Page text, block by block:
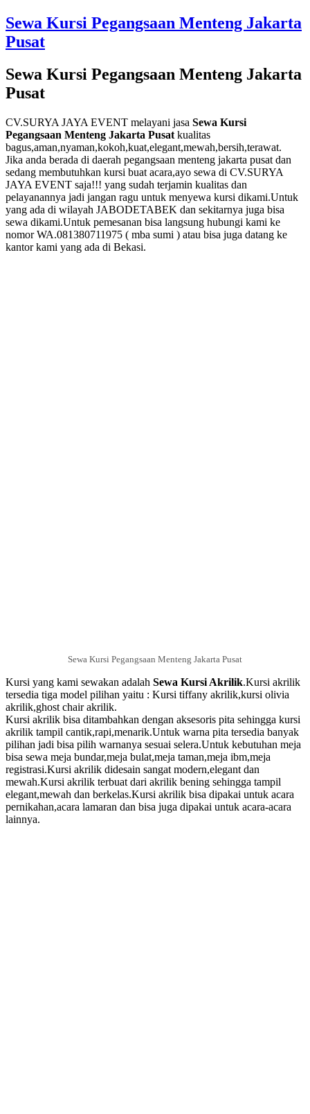
Sewa Kursi Pegangsaan Menteng Jakarta
Pusat
Sewa Kursi Pegangsaan Menteng Jakarta
Pusat
CV.SURYA JAYA EVENT melayani jasa Sewa Kursi
Pegangsaan Menteng Jakarta Pusat kualitas
bagus,aman,nyaman,kokoh,kuat,elegant,mewah,bersih,terawat.
Jika anda berada di daerah pegangsaan menteng jakarta pusat dan
sedang membutuhkan kursi buat acara,ayo sewa di CV.SURYA
JAYA EVENT saja!!! yang sudah terjamin kualitas dan
pelayanannya jadi jangan ragu untuk menyewa kursi dikami.Untuk
yang ada di wilayah JABODETABEK dan sekitarnya juga bisa
sewa dikami.Untuk pemesanan bisa langsung hubungi kami ke
nomor WA.081380711975 ( mba sumi ) atau bisa juga datang ke
kantor kami yang ada di Bekasi.
Sewa Kursi Pegangsaan Menteng Jakarta Pusat
Kursi yang kami sewakan adalah Sewa Kursi Akrilik.Kursi akrilik
tersedia tiga model pilihan yaitu : Kursi tiffany akrilik,kursi olivia
akrilik,ghost chair akrilik.
Kursi akrilik bisa ditambahkan dengan aksesoris pita sehingga kursi
akrilik tampil cantik,rapi,menarik.Untuk warna pita tersedia banyak
pilihan jadi bisa pilih warnanya sesuai selera.Untuk kebutuhan meja
bisa sewa meja bundar,meja bulat,meja taman,meja ibm,meja
registrasi.Kursi akrilik didesain sangat modern,elegant dan
mewah.Kursi akrilik terbuat dari akrilik bening sehingga tampil
elegant,mewah dan berkelas.Kursi akrilik bisa dipakai untuk acara
pernikahan,acara lamaran dan bisa juga dipakai untuk acara-acara
lainnya.